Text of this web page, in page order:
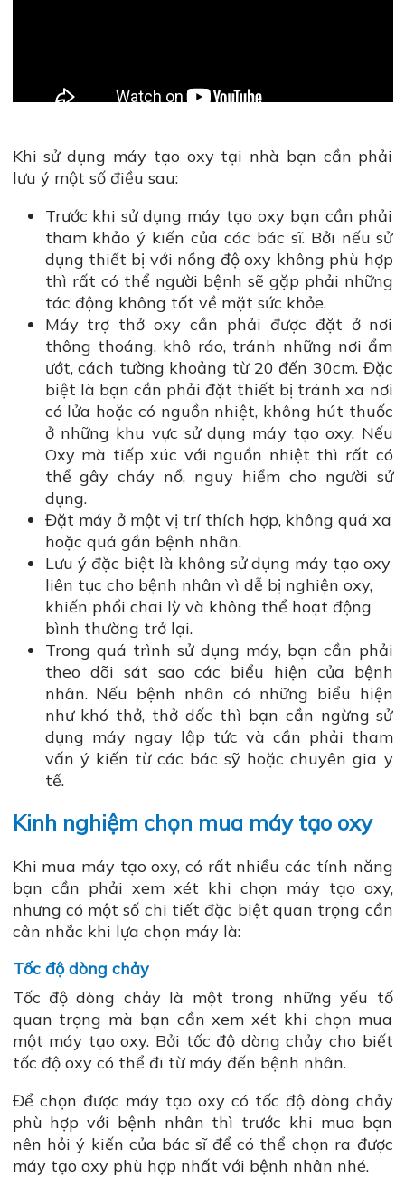
Khi sử dụng máy tạo oxy tại nhà bạn cần phải
lưu ý một số điều sau:
Trước khi sử dụng máy tạo oxy bạn cần phải
tham khảo ý kiến của các bác sĩ. Bởi nếu sử
dụng thiết bị với nồng độ oxy không phù hợp
thì rất có thể người bệnh sẽ gặp phải những
tác động không tốt về mặt sức khỏe.
Máy trợ thở oxy cần phải được đặt ở nơi
thông thoáng, khô ráo, tránh những nơi ẩm
ướt, cách tường khoảng từ 20 đến 30cm. Đặc
biệt là bạn cần phải đặt thiết bị tránh xa nơi
có lửa hoặc có nguồn nhiệt, không hút thuốc
ở những khu vực sử dụng máy tạo oxy. Nếu
Oxy mà tiếp xúc với nguồn nhiệt thì rất có
thể gây cháy nổ, nguy hiểm cho người sử
dụng.
Đặt máy ở một vị trí thích hợp, không quá xa
hoặc quá gần bệnh nhân.
Lưu ý đặc biệt là không sử dụng máy tạo oxy
liên tục cho bệnh nhân vì dễ bị nghiện oxy,
khiến phổi chai lỳ và không thể hoạt động
bình thường trở lại.
Trong quá trình sử dụng máy, bạn cần phải
theo dõi sát sao các biểu hiện của bệnh
nhân. Nếu bệnh nhân có những biểu hiện
như khó thở, thở dốc thì bạn cần ngừng sử
dụng máy ngay lập tức và cần phải tham
vấn ý kiến từ các bác sỹ hoặc chuyên gia y
tế.
Kinh nghiệm chọn mua máy tạo oxy
Khi mua máy tạo oxy, có rất nhiều các tính năng
bạn cần phải xem xét khi chọn máy tạo oxy,
nhưng có một số chi tiết đặc biệt quan trọng cần
cân nhắc khi lựa chọn máy là:
Tốc độ dòng chảy
Tốc độ dòng chảy là một trong những yếu tố
quan trọng mà bạn cần xem xét khi chọn mua
một máy tạo oxy. Bởi tốc độ dòng chảy cho biết
tốc độ oxy có thể đi từ máy đến bệnh nhân.
Để chọn được máy tạo oxy có tốc độ dòng chảy
phù hợp với bệnh nhân thì trước khi mua bạn
nên hỏi ý kiến của bác sĩ để có thể chọn ra được
máy tạo oxy phù hợp nhất với bệnh nhân nhé.